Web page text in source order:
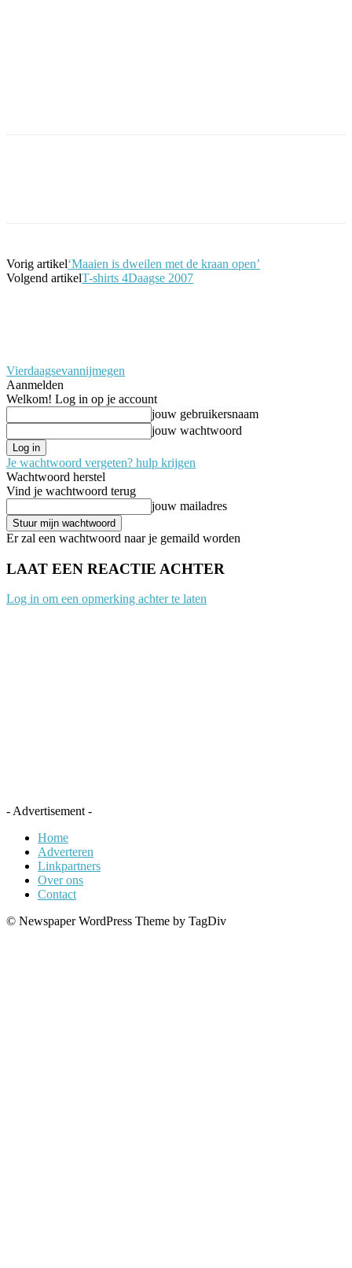
Vorig artikel‘Maaien is dweilen met de kraan open’
Volgend artikelT-shirts 4Daagse 2007
Vierdaagsevannijmegen
Aanmelden
Welkom! Log in op je account
jouw gebruikersnaam
jouw wachtwoord
Je wachtwoord vergeten? hulp krijgen
Wachtwoord herstel
Vind je wachtwoord terug
jouw mailadres
Er zal een wachtwoord naar je gemaild worden
LAAT EEN REACTIE ACHTER
Log in om een opmerking achter te laten
- Advertisement -
Home
Adverteren
Linkpartners
Over ons
Contact
© Newspaper WordPress Theme by TagDiv